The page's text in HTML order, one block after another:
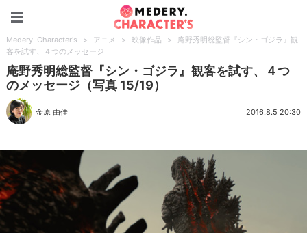
Medery. Character's > アニメ > 映像作品 >
庵野秀明総監督『シン・ゴジラ』観
客を試す、４つのメッセージ
庵野秀明総監督『シン・ゴジラ』観客を試す、４つ
のメッセージ（写真 15/19）
金原 由佳 2016.8.5 20:30